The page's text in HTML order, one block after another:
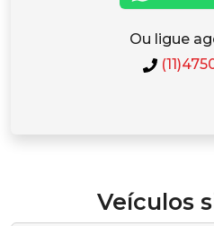
Ou ligue
Veículos